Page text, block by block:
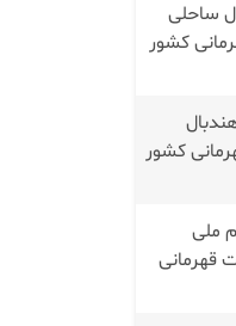
ساحلی
کشور
کشور
ملی
قهرمانی